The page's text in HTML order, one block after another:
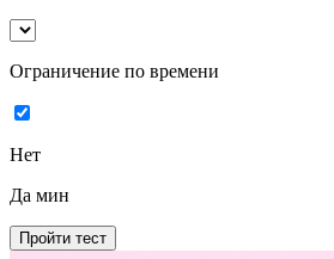
Ограничение по времени
Нет
Да мин
Пройти тест